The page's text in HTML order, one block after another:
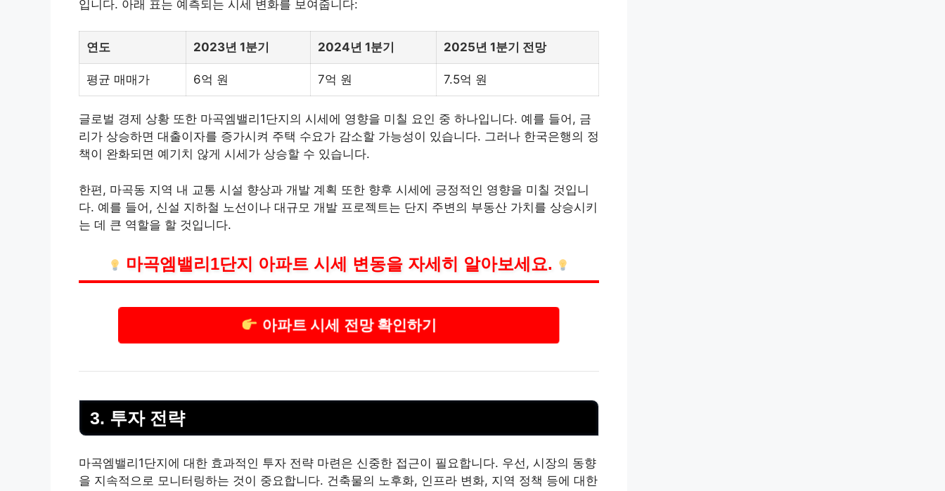
입니다. 아래 표는 예측되는 시세 변화를 보여줍니다:
연도 2023년 1분기 2024년 1분기 2025년 1분기 전망
평균 매매가 6억 원 7억 원 7.5억 원
글로벌 경제 상황 또한 마곡엠밸리1단지의 시세에 영향을 미칠 요인 중 하나입니다. 예를 들어, 금
리가 상승하면 대출이자를 증가시켜 주택 수요가 감소할 가능성이 있습니다. 그러나 한국은행의 정
책이 완화되면 예기치 않게 시세가 상승할 수 있습니다.
한편, 마곡동 지역 내 교통 시설 향상과 개발 계획 또한 향후 시세에 긍정적인 영향을 미칠 것입니
다. 예를 들어, 신설 지하철 노선이나 대규모 개발 프로젝트는 단지 주변의 부동산 가치를 상승시키
는 데 큰 역할을 할 것입니다.
마곡엠밸리1단지 아파트 시세 변동을 자세히 알아보세요.
아파트 시세 전망 확인하기
3. 투자 전략
마곡엠밸리1단지에 대한 효과적인 투자 전략 마련은 신중한 접근이 필요합니다. 우선, 시장의 동향
을 지속적으로 모니터링하는 것이 중요합니다. 건축물의 노후화, 인프라 변화, 지역 정책 등에 대한